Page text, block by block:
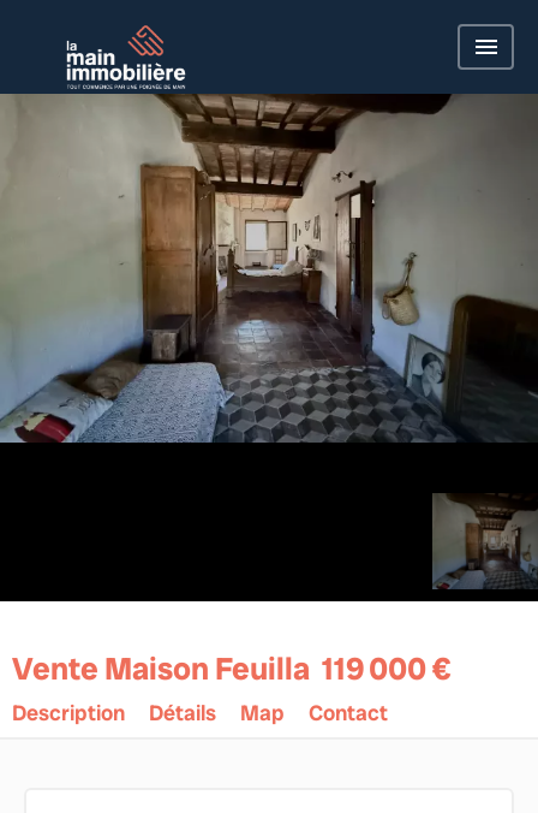
Vente Maison Feuilla 119 000 €
Description Détails Map Contact